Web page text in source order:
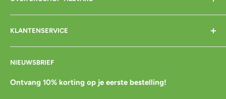
Home
Over mij
Contact
Cadeaubon
Pre-order
KLANTENSERVICE
Bezorgen
Betalen
Bestellen
NIEUWSBRIEF
Ontvang 10% korting op je eerste bestelling!